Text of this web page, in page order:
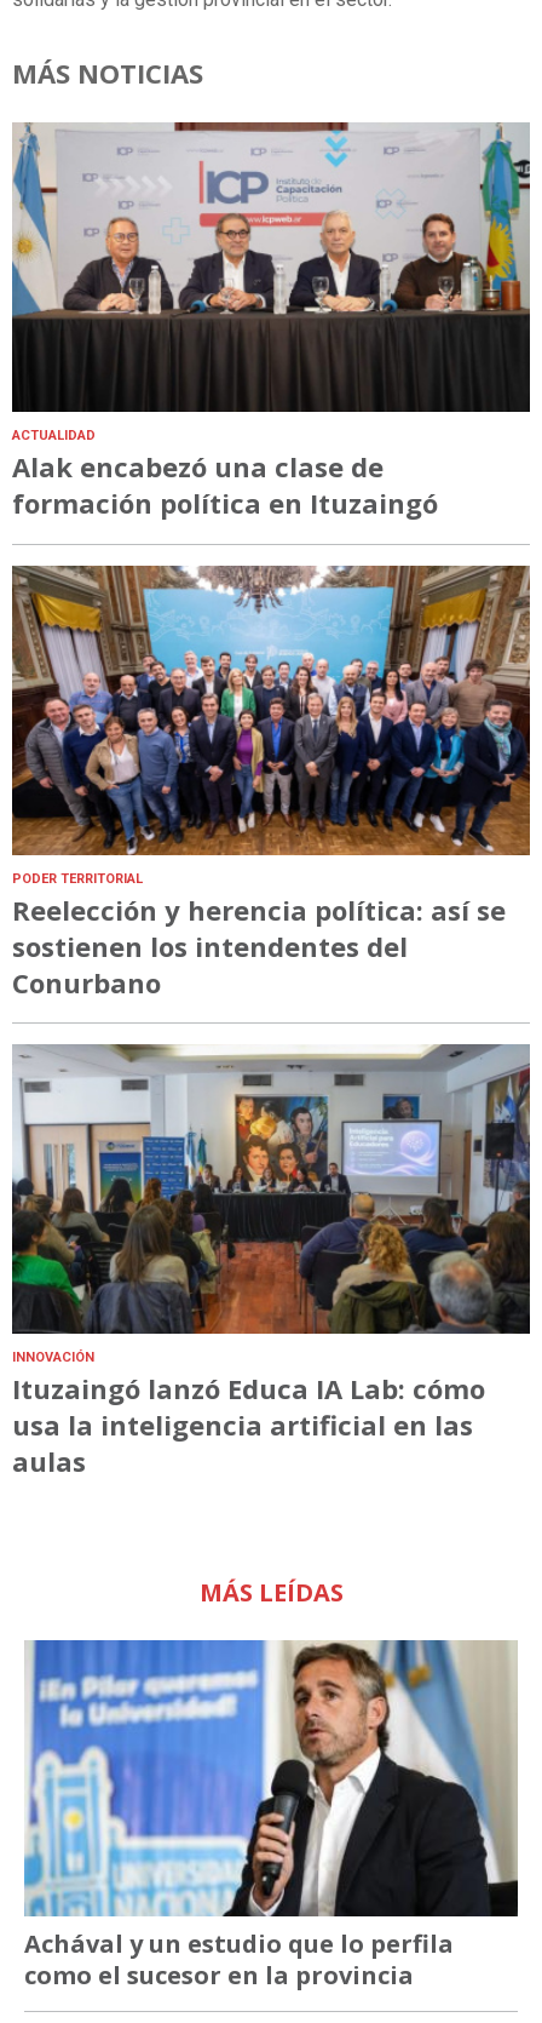
MÁS NOTICIAS
ACTUALIDAD
Alak encabezó una clase de
formación política en Ituzaingó
PODER TERRITORIAL
Reelección y herencia política: así se
sostienen los intendentes del
Conurbano
INNOVACIÓN
Ituzaingó lanzó Educa IA Lab: cómo
usa la inteligencia artificial en las
aulas
MÁS LEÍDAS
Achával y un estudio que lo perfila
como el sucesor en la provincia